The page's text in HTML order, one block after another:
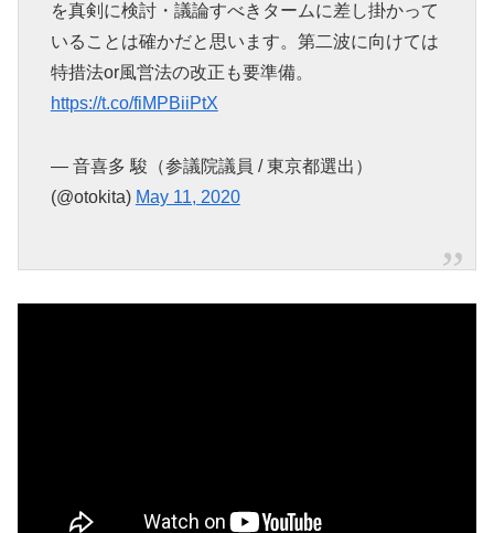
を真剣に検討・議論すべきタームに差し掛かって
いることは確かだと思います。第二波に向けては
特措法or風営法の改正も要準備。
https://t.co/fiMPBiiPtX
— 音喜多 駿（参議院議員 / 東京都選出）
(@otokita) May 11, 2020